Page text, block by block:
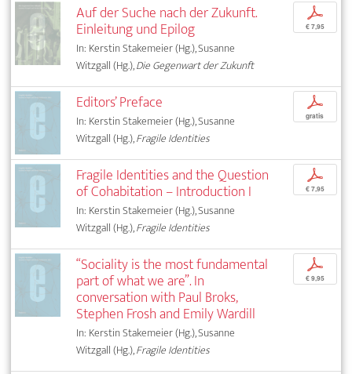
Auf der Suche nach der Zukunft.
Einleitung und Epilog
In: Kerstin Stakemeier (Hg.), Susanne
Witzgall (Hg.),Die Gegenwart der Zukunft
p
€ 7,95
Editors’ Preface
In: Kerstin Stakemeier (Hg.), Susanne
Witzgall (Hg.),Fragile Identities
p
gratis
Fragile Identities and the Question
of Cohabitation – Introduction I
In: Kerstin Stakemeier (Hg.), Susanne
Witzgall (Hg.),Fragile Identities
p
€ 7,95
“Sociality is the most fundamental
part of what we are”. In
conversation with Paul Broks,
Stephen Frosh and Emily Wardill
In: Kerstin Stakemeier (Hg.), Susanne
Witzgall (Hg.),Fragile Identities
p
€ 9,95